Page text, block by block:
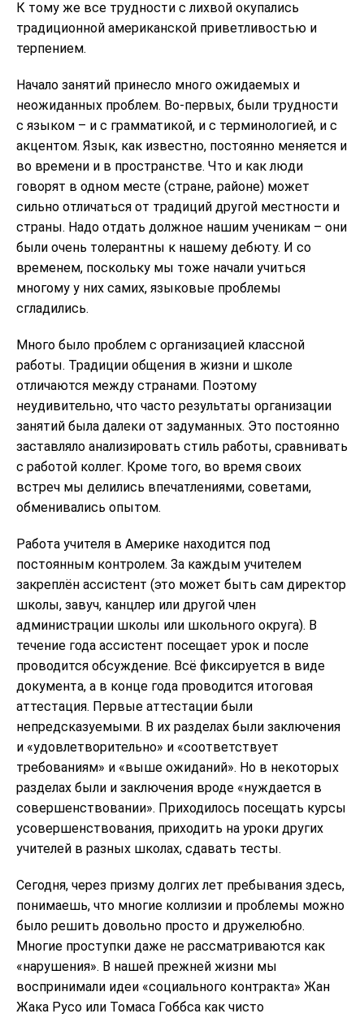
К тому же все трудности с лихвой окупались
традиционной американской приветливостью и
терпением.
Начало занятий принесло много ожидаемых и
неожиданных проблем. Во-первых, были трудности
с языком – и с грамматикой, и с терминологией, и с
акцентом. Язык, как известно, постоянно меняется и
во времени и в пространстве. Что и как люди
говорят в одном месте (стране, районе) может
сильно отличаться от традиций другой местности и
страны. Надо отдать должное нашим ученикам – они
были очень толерантны к нашему дебюту. И со
временем, поскольку мы тоже начали учиться
многому у них самих, языковые проблемы
сгладились.
Много было проблем с организацией классной
работы. Традиции общения в жизни и школе
отличаются между странами. Поэтому
неудивительно, что часто результаты организации
занятий была далеки от задуманных. Это постоянно
заставляло анализировать стиль работы, сравнивать
с работой коллег. Кроме того, во время своих
встреч мы делились впечатлениями, советами,
обменивались опытом.
Работа учителя в Америке находится под
постоянным контролем. За каждым учителем
закреплён ассистент (это может быть сам директор
школы, завуч, канцлер или другой член
администрации школы или школьного округа). В
течение года ассистент посещает урок и после
проводится обсуждение. Всё фиксируется в виде
документа, а в конце года проводится итоговая
аттестация. Первые аттестации были
непредсказуемыми. В их разделах были заключения
и «удовлетворительно» и «соответствует
требованиям» и «выше ожиданий». Но в некоторых
разделах были и заключения вроде «нуждается в
совершенствовании». Приходилось посещать курсы
усовершенствования, приходить на уроки других
учителей в разных школах, сдавать тесты.
Сегодня, через призму долгих лет пребывания здесь,
понимаешь, что многие коллизии и проблемы можно
было решить довольно просто и дружелюбно.
Многие проступки даже не рассматриваются как
«нарушения». В нашей прежней жизни мы
воспринимали идеи «социального контракта» Жан
Жака Русо или Томаса Гоббса как чисто